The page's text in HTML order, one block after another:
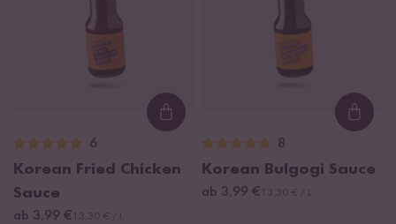
Loading...
6
Korean Fried Chicken
Sauce
ab 3,99 €
8
Korean Bulgogi Sauce
ab 3,99 €